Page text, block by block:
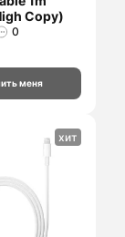
Copy)
0
меня
хит